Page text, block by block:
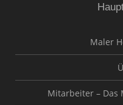
Maler
Mitarbeiter – Das